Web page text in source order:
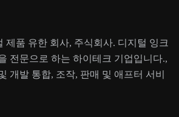
제품 유한 회사, 주식회사. 디지털 잉크
전문으로 하는 하이테크 기업입니다.,
개발 통합, 조작, 판매 및 애프터 서비